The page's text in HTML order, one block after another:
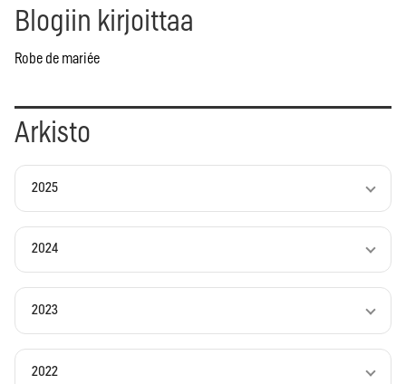
Blogiin kirjoittaa
Robe de mariée
Arkisto
2025
2024
2023
2022